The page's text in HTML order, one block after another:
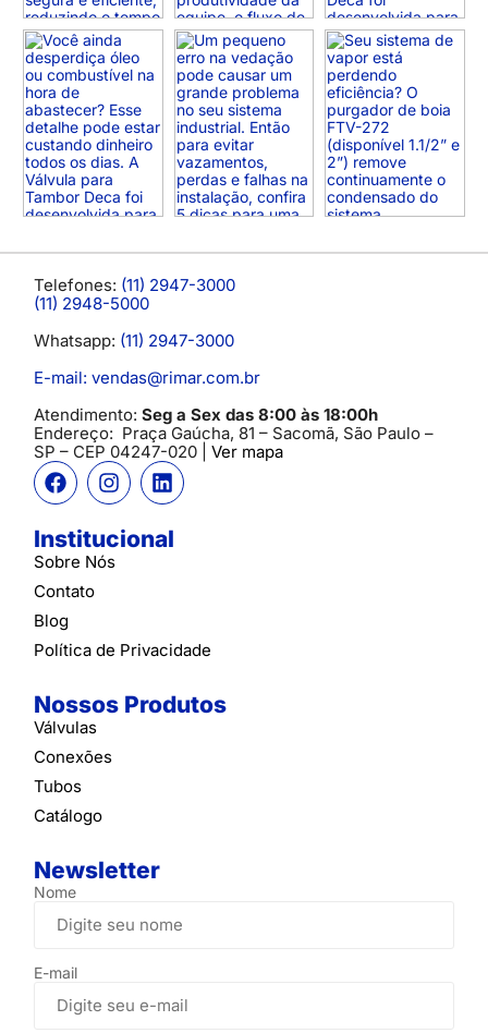
Telefones: (11) 2947-3000
(11) 2948-5000
Whatsapp: (11) 2947-3000
E-mail: vendas@rimar.com.br
Atendimento: Seg a Sex das 8:00 às 18:00h
Endereço: Praça Gaúcha, 81 – Sacomã, São Paulo –
SP – CEP 04247-020 | Ver mapa
Institucional
Sobre Nós
Contato
Blog
Política de Privacidade
Nossos Produtos
Válvulas
Conexões
Tubos
Catálogo
Newsletter
Nome
E-mail